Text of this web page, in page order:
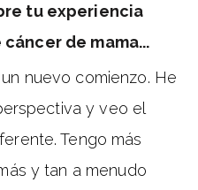
tu experiencia
de mama...
nuevo comienzo. He
y veo el
Tengo más
y tan a menudo